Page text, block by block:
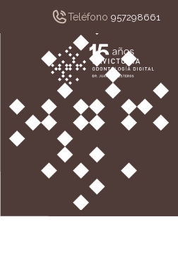
Teléfono 957298661